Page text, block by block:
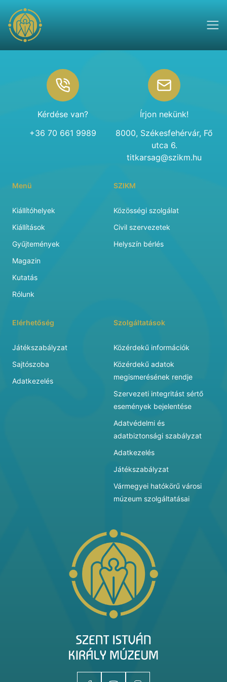
Kérdése van?
+36 70 661 9989
Írjon nekünk!
8000, Székesfehérvár, Fő
utca 6.
titkarsag@szikm.hu
Menü
Kiállítóhelyek
Kiállítások
Gyűjtemények
Magazin
Kutatás
Rólunk
SZIKM
Közösségi szolgálat
Civil szervezetek
Helyszín bérlés
Elérhetőség
Játékszabályzat
Sajtószoba
Adatkezelés
Szolgáltatások
Közérdekű információk
Közérdekű adatok
megismerésének rendje
Szervezeti integritást sértő
események bejelentése
Adatvédelmi és
adatbiztonsági szabályzat
Adatkezelés
Játékszabályzat
Vármegyei hatókörű városi
múzeum szolgáltatásai